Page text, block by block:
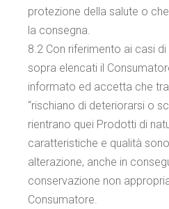
protezione della salute o
la consegna.
8.2 Con riferimento ai casi
sopra elencati il
informato ed accetta che
“rischiano di deteriorarsi o
rientrano quei Prodotti di
caratteristiche e qualità
alterazione, anche in
conservazione non
Consumatore.